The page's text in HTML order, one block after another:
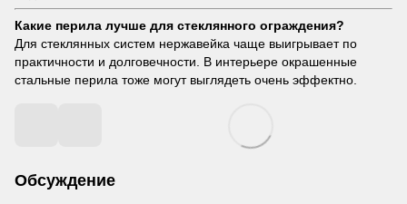
Какие перила лучше для стеклянного ограждения?
Для стеклянных систем нержавейка чаще выигрывает по
практичности и долговечности. В интерьере окрашенные
стальные перила тоже могут выглядеть очень эффектно.
Обсуждение